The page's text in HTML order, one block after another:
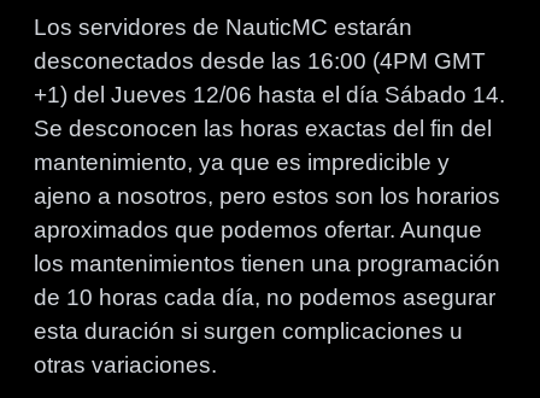
Los servidores de NauticMC estarán
desconectados desde las 16:00 (4PM GMT
+1) del Jueves 12/06 hasta el día Sábado 14.
Se desconocen las horas exactas del fin del
mantenimiento, ya que es impredicible y
ajeno a nosotros, pero estos son los horarios
aproximados que podemos ofertar. Aunque
los mantenimientos tienen una programación
de 10 horas cada día, no podemos asegurar
esta duración si surgen complicaciones u
otras variaciones.